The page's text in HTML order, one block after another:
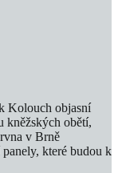
Kolouch objasní
kněžských obětí,
v Brně
které budou k